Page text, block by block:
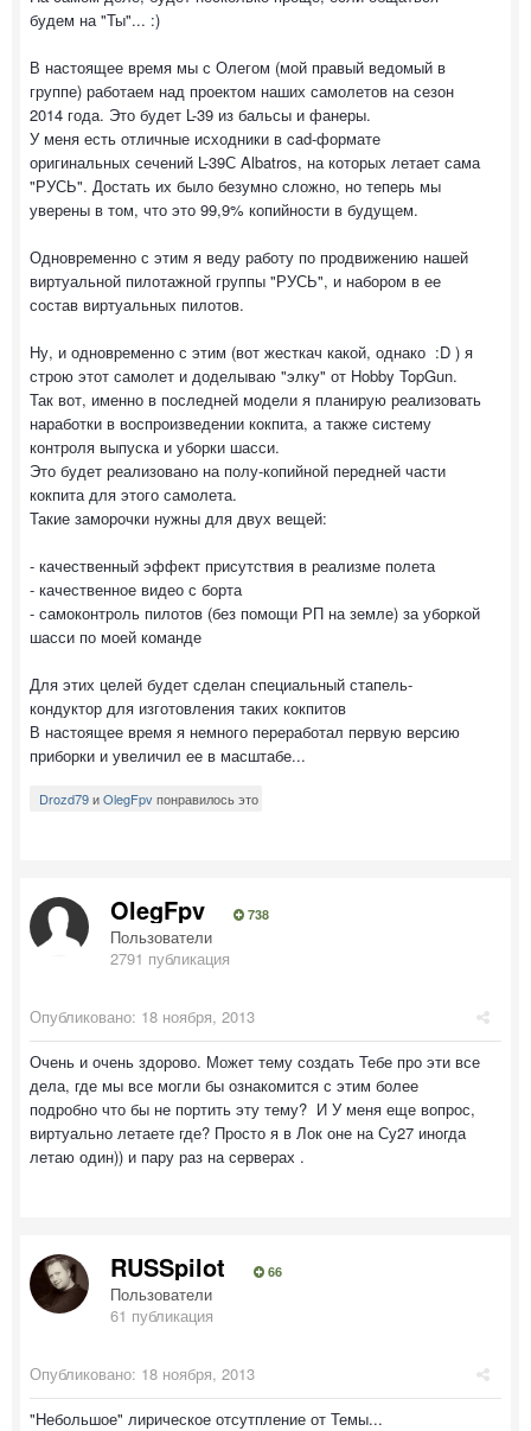
будем на "Ты"... :)
В настоящее время мы с Олегом (мой правый ведомый в
группе) работаем над проектом наших самолетов на сезон
2014 года. Это будет L-39 из бальсы и фанеры.
У меня есть отличные исходники в cad-формате
оригинальных сечений L-39С Albatros, на которых летает сама
"РУСЬ". Достать их было безумно сложно, но теперь мы
уверены в том, что это 99,9% копийности в будущем.
Одновременно с этим я веду работу по продвижению нашей
виртуальной пилотажной группы "РУСЬ", и набором в ее
состав виртуальных пилотов.
Ну, и одновременно с этим (вот жесткач какой, однако :D ) я
строю этот самолет и доделываю "элку" от Hobby TopGun.
Так вот, именно в последней модели я планирую реализовать
наработки в воспроизведении кокпита, а также систему
контроля выпуска и уборки шасси.
Это будет реализовано на полу-копийной передней части
кокпита для этого самолета.
Такие заморочки нужны для двух вещей:
- качественный эффект присутствия в реализме полета
- качественное видео с борта
- самоконтроль пилотов (без помощи РП на земле) за уборкой
шасси по моей команде
Для этих целей будет сделан специальный стапель-
кондуктор для изготовления таких кокпитов
В настоящее время я немного переработал первую версию
приборки и увеличил ее в масштабе...
Drozd79иOlegFpvпонравилось это
OlegFpv 738
Пользователи
2791 публикация
Опубликовано: 18 ноября, 2013
Очень и очень здорово. Может тему создать Тебе про эти все
дела, где мы все могли бы ознакомится с этим более
подробно что бы не портить эту тему? И У меня еще вопрос,
виртуально летаете где? Просто я в Лок оне на Су27 иногда
летаю один)) и пару раз на серверах .
RUSSpilot 66
Пользователи
61 публикация
Опубликовано: 18 ноября, 2013
"Небольшое" лирическое отсутпление от Темы...